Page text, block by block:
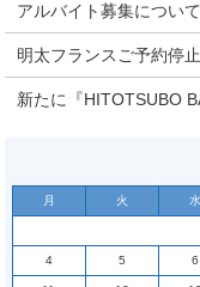
アルバイト募集について
明太フランスご予約停
新たに『HITOTSUBO
月 火 水
4 5 6